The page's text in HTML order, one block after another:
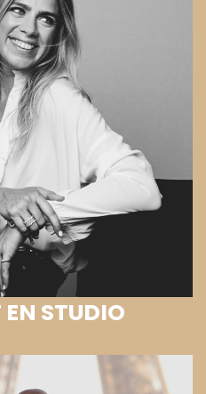
STUDIO